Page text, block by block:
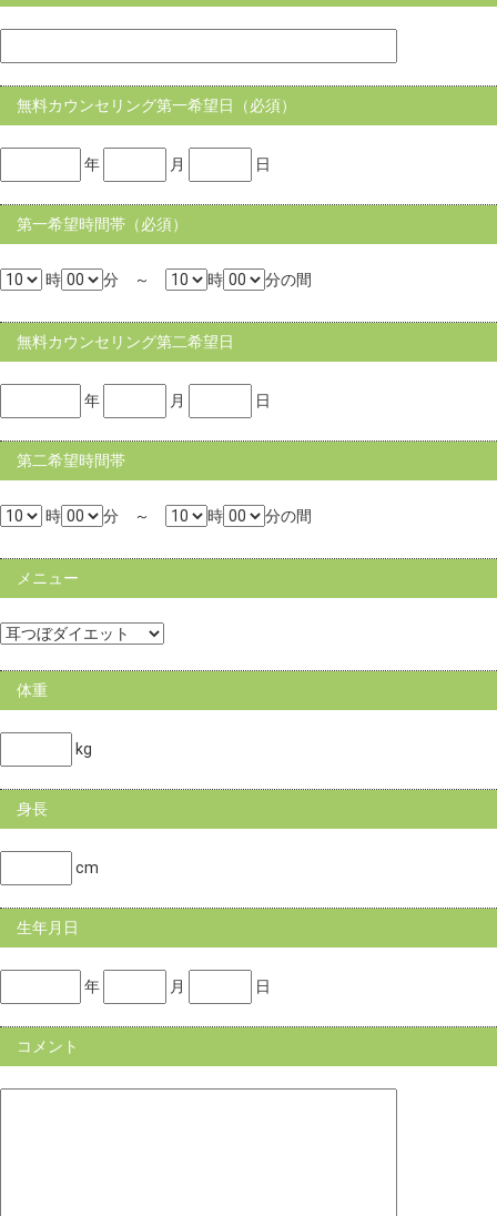
無料カウンセリング第一希望日（必須）
年 月 日
第一希望時間帯（必須）
時 分 ～ 時 分の間
無料カウンセリング第二希望日
年 月 日
第二希望時間帯
時 分 ～ 時 分の間
メニュー
体重
kg
身長
cm
生年月日
年 月 日
コメント